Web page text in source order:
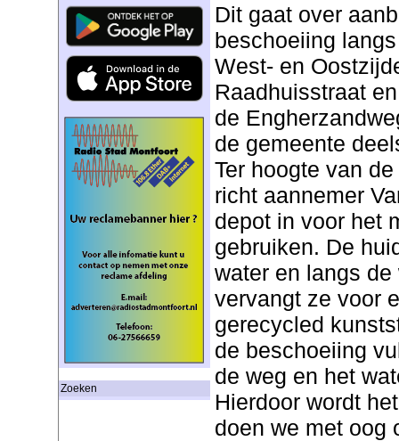
Zoeken
Dit gaat over
beschoeiing
West- en
Raadhuisstraat
de
de gemeente
Ter hoogte van
richt aannemer
depot in voor het
gebruiken. De
water en langs
vervangt ze voor
gerecycled
de beschoeiing
de weg en het
Hierdoor wordt
doen we met oog